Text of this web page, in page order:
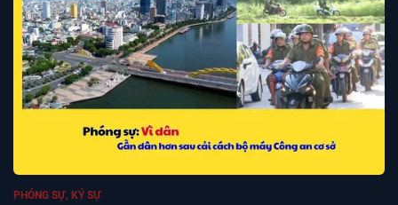
PHÓNG SỰ, KÝ SỰ